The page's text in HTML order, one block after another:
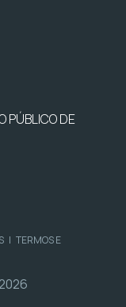
PÚBLICO DE
| TERMOS E